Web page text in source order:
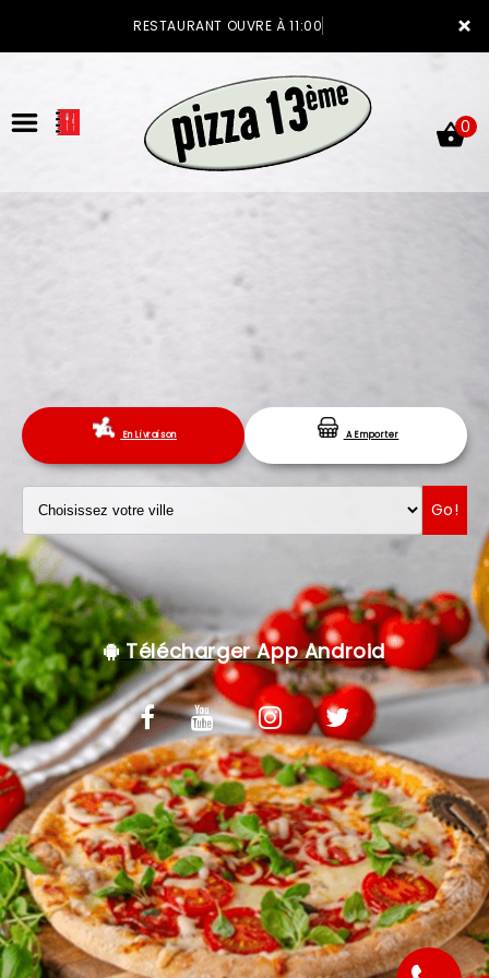
×
RESTAURANT OUVRE À 11:00
VOTRE COMPTE
NOTRE RESTAURANT
VOS AVIS
MENTIONS LÉGALES
C.G.V
0
En Livraison A Emporter
Go!
Télécharger App Android